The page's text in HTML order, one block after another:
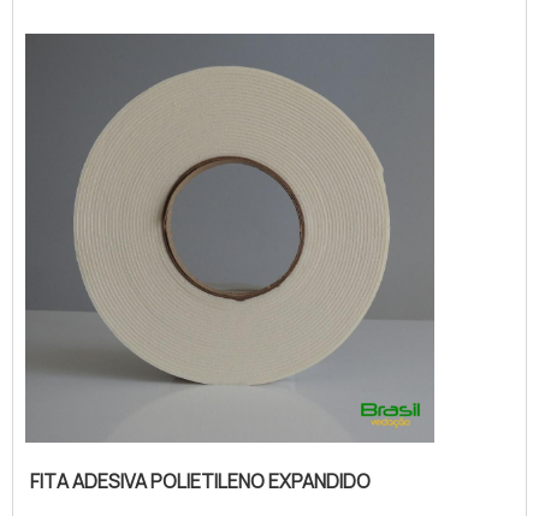
site da Brasil Vedação. É possível encontrar
borrachas fa...
FITA ADESIVA POLIETILENO EXPANDIDO